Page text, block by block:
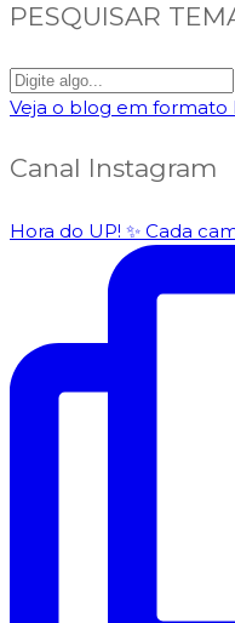
PESQUISAR
Veja o blog em formato
Canal Instagram
Hora do UP! ✨️ Cada